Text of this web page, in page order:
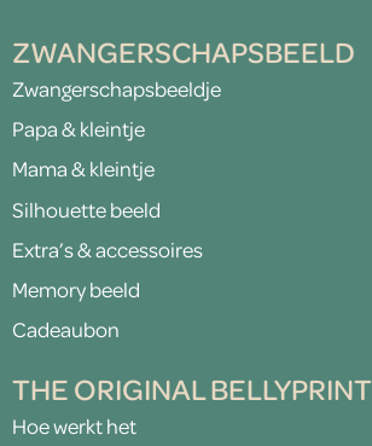
ZWANGERSCHAPSBEELD
Zwangerschapsbeeldje
Papa & kleintje
Mama & kleintje
Silhouette beeld
Extra’s & accessoires
Memory beeld
Cadeaubon
THE ORIGINAL BELLYPRINT
Hoe werkt het